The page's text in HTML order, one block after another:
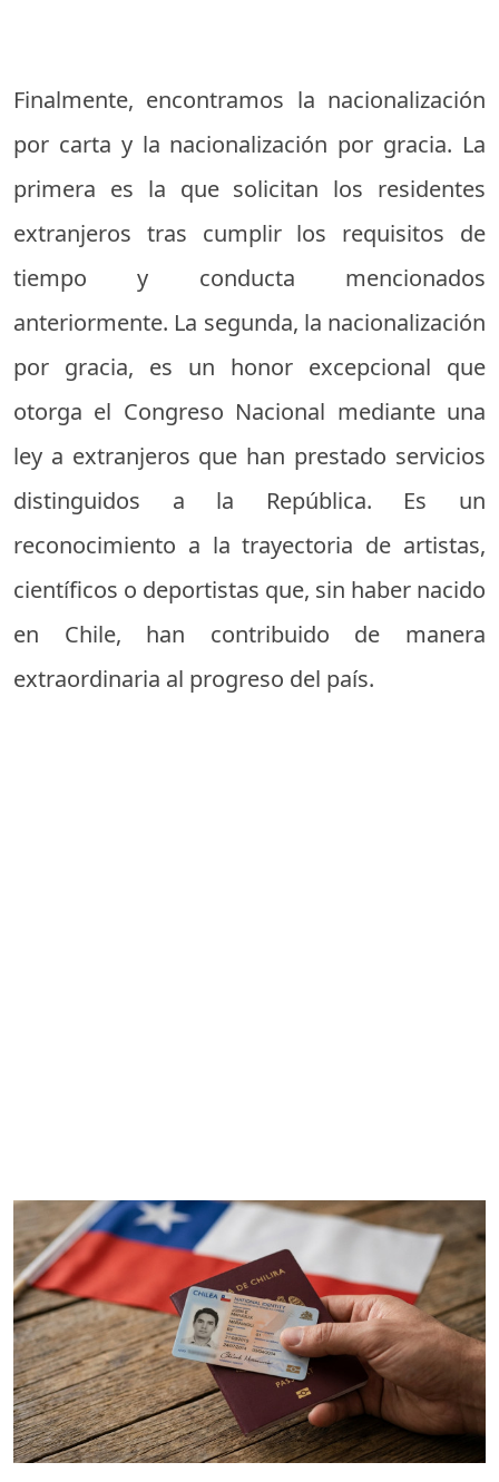
Finalmente, encontramos la nacionalización
por carta y la nacionalización por gracia. La
primera es la que solicitan los residentes
extranjeros tras cumplir los requisitos de
tiempo y conducta mencionados
anteriormente. La segunda, la nacionalización
por gracia, es un honor excepcional que
otorga el Congreso Nacional mediante una
ley a extranjeros que han prestado servicios
distinguidos a la República. Es un
reconocimiento a la trayectoria de artistas,
científicos o deportistas que, sin haber nacido
en Chile, han contribuido de manera
extraordinaria al progreso del país.